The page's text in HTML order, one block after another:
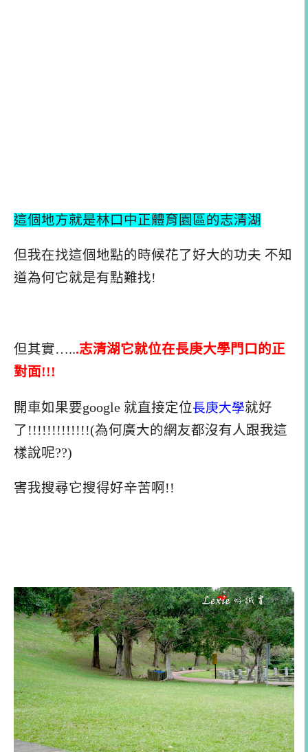
這個地方就是林口中正體育園區的志清湖
但我在找這個地點的時候花了好大的功夫 不知
道為何它就是有點難找!
但其實…...志清湖它就位在長庚大學門口的正
對面!!!
開車如果要google 就直接定位長庚大學就好
了!!!!!!!!!!!!!(為何廣大的網友都沒有人跟我這
樣說呢??)
害我搜尋它搜得好辛苦啊!!